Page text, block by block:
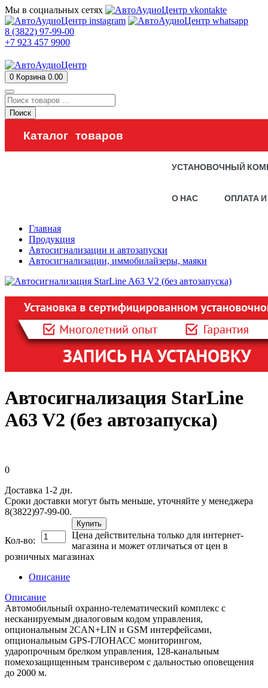
Мы в социальных сетях
8 (3822) 97-99-00
+7 923 457 9900
0 Корзина 0.00
Поиск
Каталог товаров
УСТАНОВОЧНЫЙ
О НАС ОПЛАТА
Главная
Продукция
Автосигнализации и автозапуски
Автосигнализации, иммобилайзеры, маяки
Автосигнализация StarLine
A63 V2 (без автозапуска)
0
Доставка 1-2 дн.
Сроки доставки могут быть меньше, уточняйте у менеджера
8(3822)97-99-00.
Кол-во:
Купить
Цена действительна только для интернет-
магазина и может отличаться от цен в
розничных магазинах
Описание
Описание
Автомобильный охранно-телематический комплекс с
несканируемым диалоговым кодом управления,
опциональным 2CAN+LIN и GSM интерфейсами,
опциональным GPS-ГЛОНАСС мониторингом,
ударопрочным брелком управления, 128-канальным
помехозащищенным трансивером с дальностью оповещения
до 2000 м.